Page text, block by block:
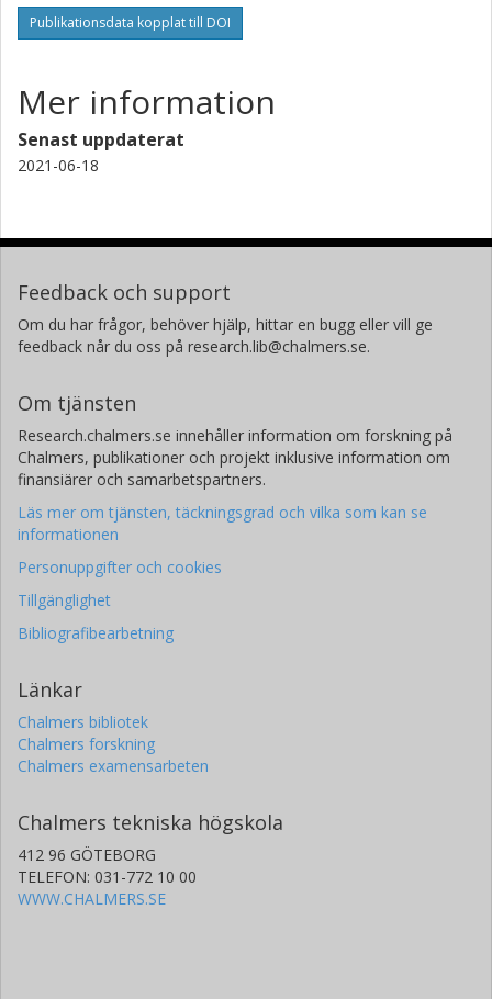
Publikationsdata kopplat till DOI
Mer information
Senast uppdaterat
2021-06-18
Feedback och support
Om du har frågor, behöver hjälp, hittar en bugg eller vill ge
feedback når du oss på research.lib@chalmers.se.
Om tjänsten
Research.chalmers.se innehåller information om forskning på
Chalmers, publikationer och projekt inklusive information om
finansiärer och samarbetspartners.
Läs mer om tjänsten, täckningsgrad och vilka som kan se
informationen
Personuppgifter och cookies
Tillgänglighet
Bibliografibearbetning
Länkar
Chalmers bibliotek
Chalmers forskning
Chalmers examensarbeten
Chalmers tekniska högskola
412 96 GÖTEBORG
TELEFON: 031-772 10 00
WWW.CHALMERS.SE